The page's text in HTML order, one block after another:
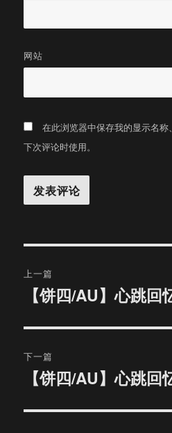
网站
在此浏览器中保存我的显示名
下次评论时使用。
章
航
上一篇
文
章：
【饼四/AU】心跳回
下一篇
文
【饼四/AU】心跳回